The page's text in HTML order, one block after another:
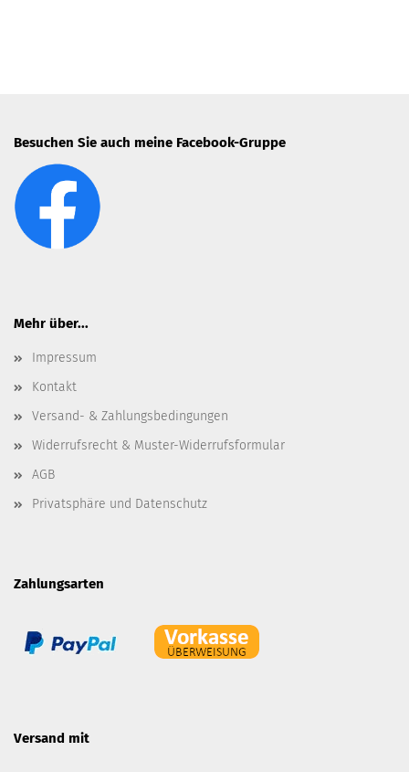
Besuchen Sie auch meine Facebook-Gruppe
Mehr über...
Impressum
Kontakt
Versand- & Zahlungsbedingungen
Widerrufsrecht & Muster-Widerrufsformular
AGB
Privatsphäre und Datenschutz
Zahlungsarten
Versand mit